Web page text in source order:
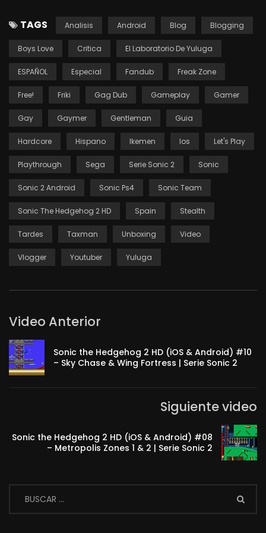
TAGS Analisis Android Blog Blogging
Boys Love Critica El Laboratorio De Yuluga
ESPAÑOL Especial Fandub Freak Zone
Free! Friki Gag Dub Gameplay Gamer
Gay Gaymer Gentleman Guia
Hardcore Hispano Ikemen Ios Let's Play
Playthrough Sega Serie Sonic 2 Sonic
Sonic 2 Android Sonic Ps4 Sonic Team
Sonic The Hedgehog 2 HD Spain Stealth
Tardes Taxman Unboxing Video
Vlogger Youtuber Yuluga
Video Anterior
Sonic the Hedgehog 2 HD (iOS & Android) #10
– Sky Chase & Wing Fortress | Serie Sonic 2
Siguiente video
Sonic the Hedgehog 2 HD (iOS & Android) #08
– Metropolis Zones 1 & 2 | Serie Sonic 2